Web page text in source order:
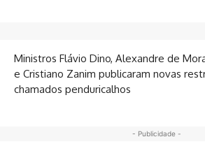
Ministros Flávio Dino, Alexandre de
e Cristiano Zanim publicaram novas
chamados penduricalhos
- Publicidade -